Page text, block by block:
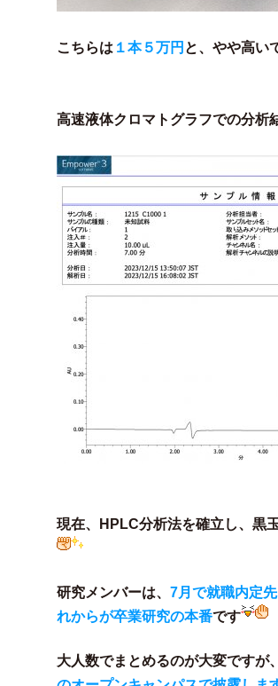
こちらは １本５万円 と、やや高い
高速液体クロマトグラフでの分析
現在、HPLC分析法を確立し、黒
研究メンバーは、 7月で就職内定
れからが卒業研究の本番です
大人数でまとめるのが大変ですが